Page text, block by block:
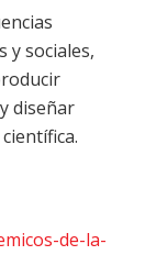
y sociales,
diseñar
de-la-